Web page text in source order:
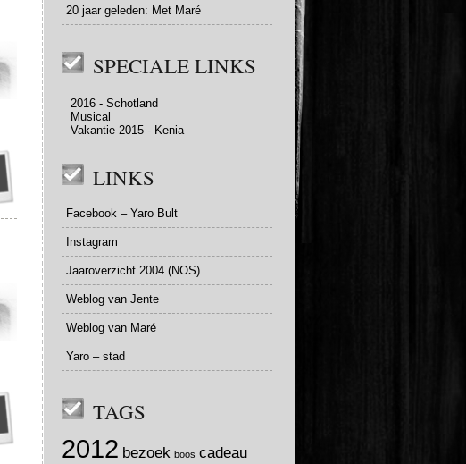
20 jaar geleden: Met Maré
SPECIALE LINKS
2016 - Schotland
Musical
Vakantie 2015 - Kenia
LINKS
Facebook – Yaro Bult
Instagram
Jaaroverzicht 2004 (NOS)
Weblog van Jente
Weblog van Maré
Yaro – stad
TAGS
2012 bezoek boos cadeau